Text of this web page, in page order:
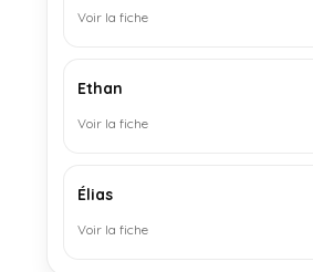
Voir la fiche
Ethan
Voir la fiche
Élias
Voir la fiche